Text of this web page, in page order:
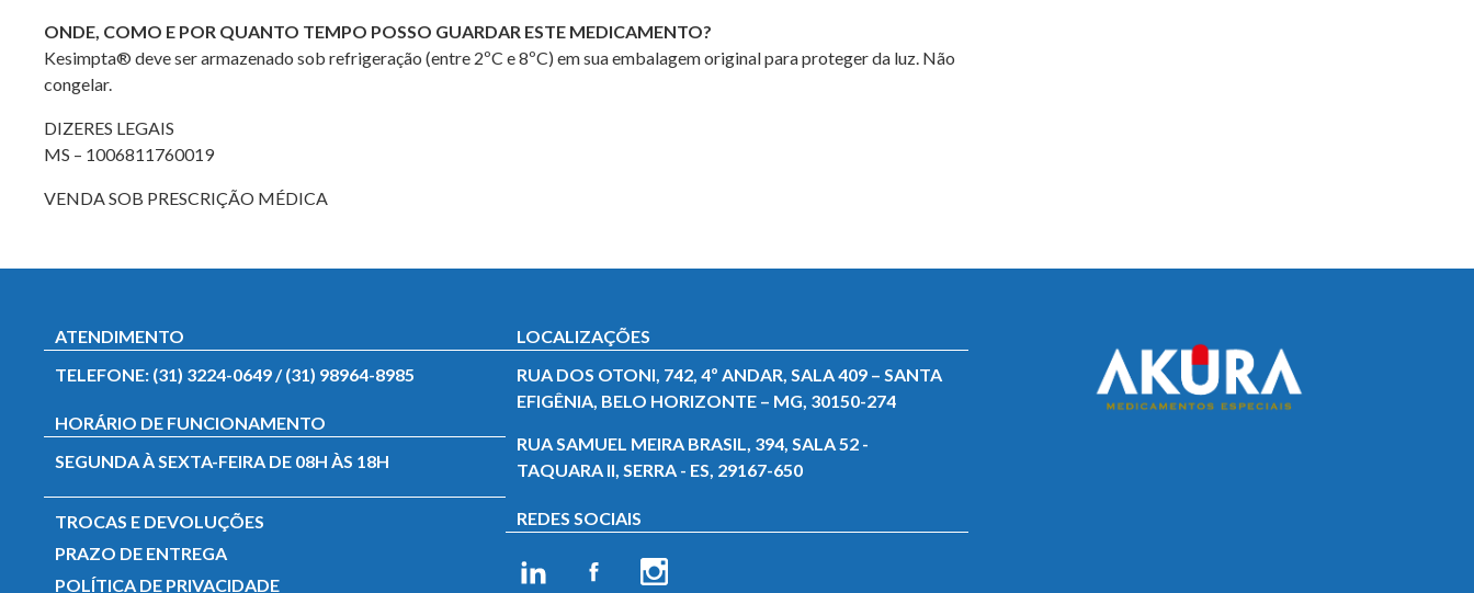
ONDE, COMO E POR QUANTO TEMPO POSSO GUARDAR ESTE MEDICAMENTO?
Kesimpta® deve ser armazenado sob refrigeração (entre 2ºC e 8ºC) em sua embalagem original para proteger da luz. Não
congelar.
DIZERES LEGAIS
MS – 1006811760019
VENDA SOB PRESCRIÇÃO MÉDICA
ATENDIMENTO
TELEFONE: (31) 3224-0649 / (31) 98964-8985
HORÁRIO DE FUNCIONAMENTO
SEGUNDA À SEXTA-FEIRA DE 08H ÀS 18H
TROCAS E DEVOLUÇÕES
PRAZO DE ENTREGA
POLÍTICA DE PRIVACIDADE
LOCALIZAÇÕES
RUA DOS OTONI, 742, 4º ANDAR, SALA 409 – SANTA
EFIGÊNIA, BELO HORIZONTE – MG, 30150-274
RUA SAMUEL MEIRA BRASIL, 394, SALA 52 -
TAQUARA II, SERRA - ES, 29167-650
REDES SOCIAIS